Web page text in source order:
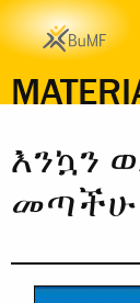
INHALT
እንኳን
መጣችሁ